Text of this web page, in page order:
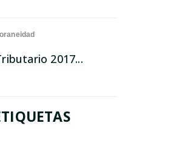
2017...